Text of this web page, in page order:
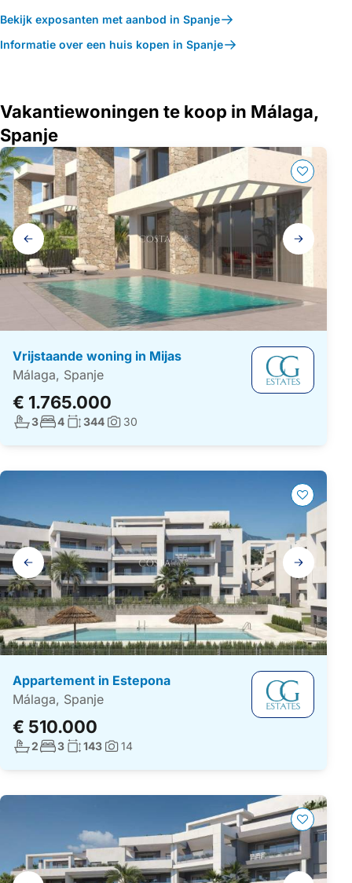
Bekijk exposanten met aanbod in Spanje
Informatie over een huis kopen in Spanje
Vakantiewoningen te koop in Málaga,
Spanje
Galerij
navigatie
Vrijstaande woning in Mijas
Málaga, Spanje
€ 1.765.000
Aantal badkamers:
3Aantal slaapkamers:
4Woonoppervlakte:
344Foto's:
30
Galerij
navigatie
Appartement in Estepona
Málaga, Spanje
€ 510.000
Aantal badkamers:
2Aantal slaapkamers:
3Woonoppervlakte:
143Foto's:
14
Galerij